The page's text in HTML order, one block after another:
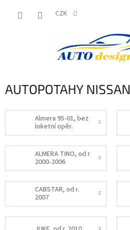
CZK
AUTOPOTAHY NISSAN
Almera 95-01, bez
loketní opěr.
ALMERA TINO, od r.
2000-2006
CABSTAR, od r.
2007